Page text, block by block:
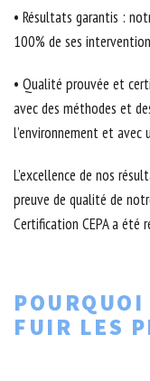
• Résultats garantis :
100% de ses
• Qualité prouvée et
avec des méthodes et
l’environnement et avec
L’excellence de nos
preuve de qualité de
Certification CEPA a été
FUIR LES